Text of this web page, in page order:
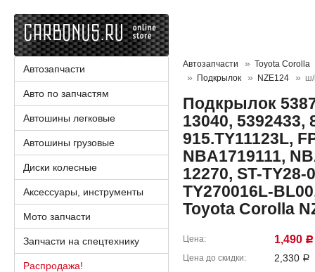
Автозапчасти
Toyota Corolla
Подкрылок
NZE124 ш/
Подкрылок
13040, 5392433,
915.TY11123L,
NBA1719111,
12270, ST-TY28-
TY270016L-
Toyota Corolla
Цена 1,490 Р
Цена до скидки 2,330 Р
Автозапчасти
Авто по запчастям
Автошины легковые
Автошины грузовые
Диски колесные
Аксессуары, инструменты
Мото запчасти
Запчасти на спецтехнику
Распродажа!